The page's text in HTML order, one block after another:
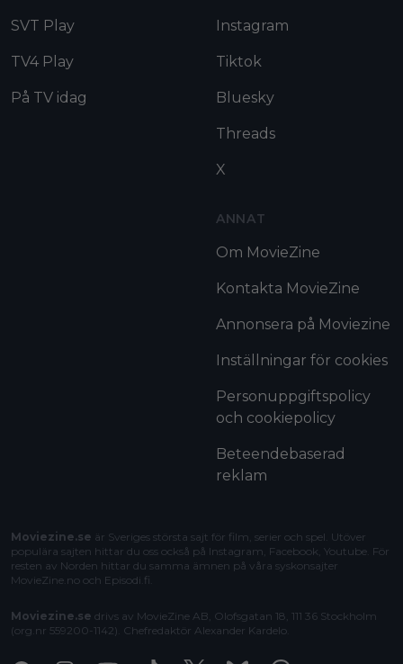
SVT Play
TV4 Play
På TV idag
Instagram
Tiktok
Bluesky
Threads
X
ANNAT
Om MovieZine
Kontakta MovieZine
Annonsera på Moviezine
Inställningar för cookies
Personuppgiftspolicy
och cookiepolicy
Beteendebaserad
reklam
Moviezine.se är Sveriges största sajt för film, serier och spel. Utöver
populära sajten hittar du oss också på Instagram, Facebook, Youtube. För
resten av Norden hittar du samma ämnen på våra syskonsajter
MovieZine.no och Episodi.fi
Moviezine.se drivs av MovieZine AB, Olofsgatan 18, 111 36 Stockholm
(org.nr 559200-1142). Chefredaktör Alexander Kardelo